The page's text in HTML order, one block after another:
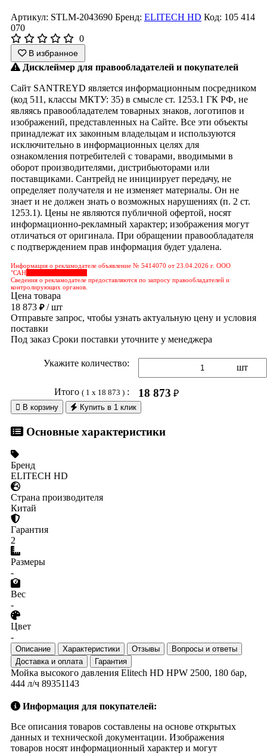
Артикул: STLM-2043690 Бренд: ELITECH HD Код: 105 414
070
0
В избранное
Дисклеймер для правообладателей и покупателей
Сайт SANTREYD является информационным посредником
(код 511, классы МКТУ: 35) в смысле ст. 1253.1 ГК РФ, не
являясь правообладателем товарных знаков, логотипов и
изображений, представленных на Сайте. Все эти объекты
принадлежат их законным владельцам и используются
исключительно в информационных целях для
ознакомления потребителей с товарами, вводимыми в
оборот производителями, дистрибьюторами или
поставщиками. Сантрейд не инициирует передачу, не
определяет получателя и не изменяет материалы. Он не
знает и не должен знать о возможных нарушениях (п. 2 ст.
1253.1). Цены не являются публичной офертой, носят
информационно-рекламный характер; изображения могут
отличаться от оригинала. При обращении правообладателя
с подтверждением прав информация будет удалена.
Информация о рекламодателе объявление № 5414070 от 23.04.2026 г. ООО
"САН
Сведения о рекламодателе предоставляются по запросу правообладателей и
контролирующих органов.
Цена товара
18 873 ₽/ шт
Отправьте запрос, чтобы узнать актуальную цену и условия
поставки
Под заказ Сроки поставки уточните у менеджера
Укажите количество: шт
Итого ( 1 x 18 873 ): 18 873 ₽
 В корзину Купить в 1 клик
Основные характеристики
Бренд
ELITECH HD
Страна производителя
Китай
Гарантия
2
Размеры
-
Вес
-
Цвет
-
Описание Характеристики Отзывы
Вопросы и ответы
Доставка и оплата
Гарантия
Мойка высокого давления Elitech HD HPW 2500, 180 бар,
444 л/ч 89351143
Информация для покупателей:
Все описания товаров составлены на основе открытых
данных и технической документации. Изображения
товаров носят информационный характер и могут